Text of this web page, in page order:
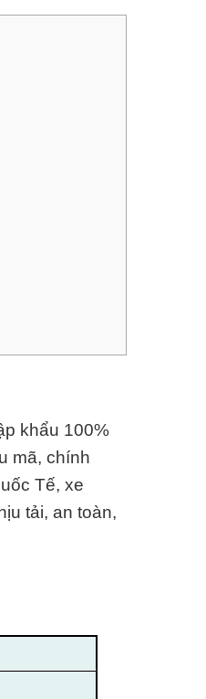
khẩu 100%
mã, chính
Tế, xe
tải, an toàn,